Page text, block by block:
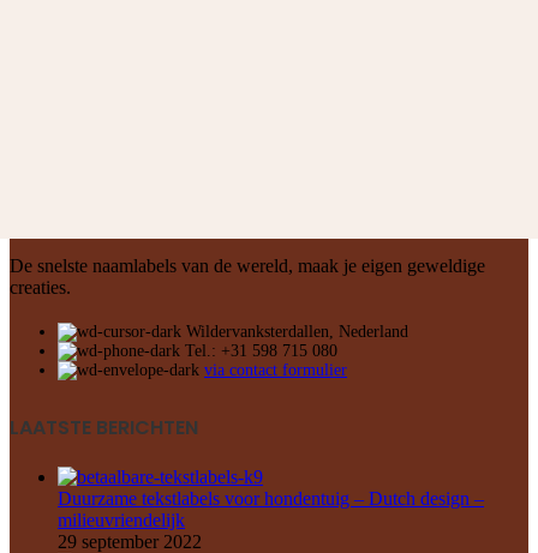
De snelste naamlabels van de wereld, maak je eigen geweldige
creaties.
Wildervanksterdallen, Nederland
Tel.: +31 598 715 080
via contact formulier
LAATSTE BERICHTEN
Duurzame tekstlabels voor hondentuig – Dutch design –
milieuvriendelijk
29 september 2022